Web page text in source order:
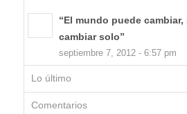
“El mundo puede
cambiar solo”
septiembre 7, 2012 - 6:57 pm
Lo último
Comentarios